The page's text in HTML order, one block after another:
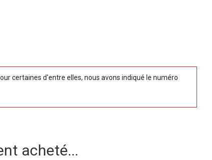
certaines d'entre elles, nous avons indiqué le numéro
acheté...